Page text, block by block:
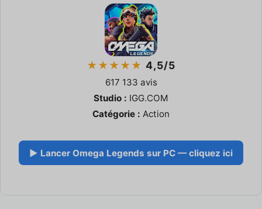
★★★★★ 4,5/5
617 133 avis
Studio : IGG.COM
Catégorie : Action
▶ Lancer Omega Legends sur PC — cliquez ici